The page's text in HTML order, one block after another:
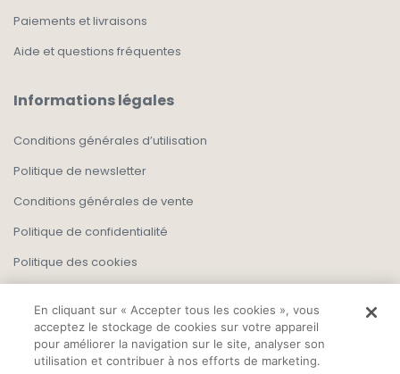
Paiements et livraisons
Aide et questions fréquentes
Informations légales
Conditions générales d’utilisation
Politique de newsletter
Conditions générales de vente
Politique de confidentialité
Politique des cookies
En cliquant sur « Accepter tous les cookies », vous
acceptez le stockage de cookies sur votre appareil
pour améliorer la navigation sur le site, analyser son
utilisation et contribuer à nos efforts de marketing.